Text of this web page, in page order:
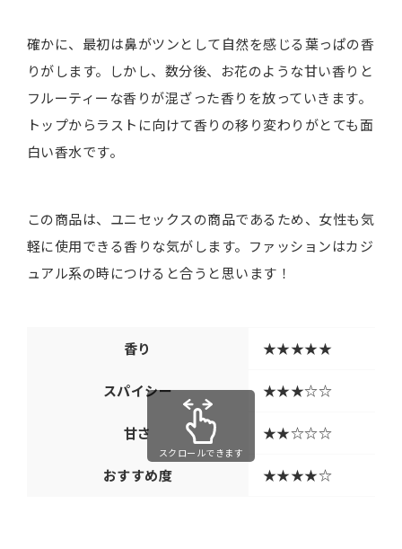
確かに、最初は鼻がツンとして自然を感じる葉っぱの香
りがします。しかし、数分後、お花のような甘い香りと
フルーティーな香りが混ざった香りを放っていきます。
トップからラストに向けて香りの移り変わりがとても面
白い香水です。
この商品は、ユニセックスの商品であるため、女性も気
軽に使用できる香りな気がします。ファッションはカジ
ュアル系の時につけると合うと思います！
香り ★★★★★
スパイシー ★★★☆☆
甘さ ★★☆☆☆
おすすめ度 ★★★★☆
スクロールできます